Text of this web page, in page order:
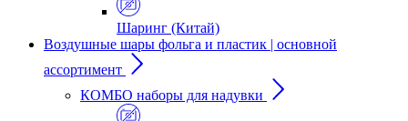
Шаринг (Китай)
Воздушные шары фольга и пластик | основной
ассортимент
КОМБО наборы для надувки